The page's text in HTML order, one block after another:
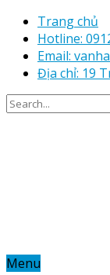
Trang chủ
Hotline:
Email:
Địa chỉ: 19
Menu